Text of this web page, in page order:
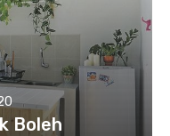
Boleh